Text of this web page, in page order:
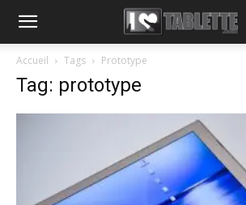
Accueil Tags Prototype
Tag: prototype